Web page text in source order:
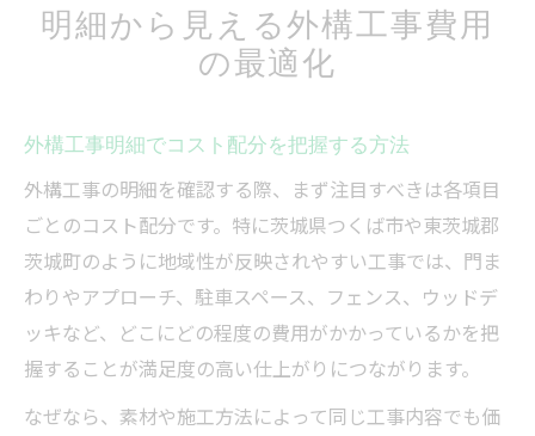
明細から見える外構工事費用
の最適化
外構工事明細でコスト配分を把握する方法
外構工事の明細を確認する際、まず注目すべきは各項目
ごとのコスト配分です。特に茨城県つくば市や東茨城郡
茨城町のように地域性が反映されやすい工事では、門ま
わりやアプローチ、駐車スペース、フェンス、ウッドデ
ッキなど、どこにどの程度の費用がかかっているかを把
握することが満足度の高い仕上がりにつながります。
なぜなら、素材や施工方法によって同じ工事内容でも価